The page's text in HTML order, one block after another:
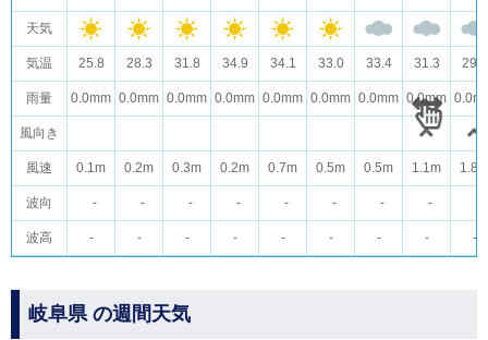
天気
気温
雨量
風向き
風速
波向
波高
25.8 28.3 31.8 34.9 34.1 33.0 33.4 31.3 29.2
0.0mm 0.0mm 0.0mm 0.0mm 0.0mm 0.0mm 0.0mm 0.0mm
0.1m 0.2m 0.3m 0.2m 0.7m 0.5m 0.5m 1.1m 1.8m
- - - - - - - -
- - - - - - - - -
岐阜県 の週間天気